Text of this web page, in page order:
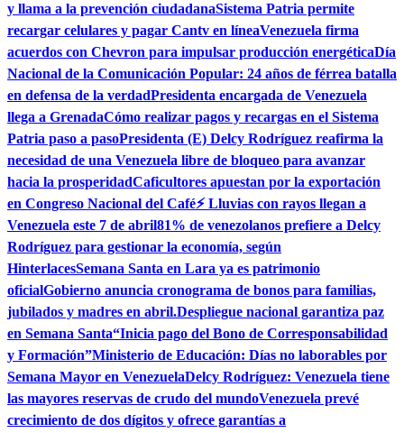
y llama a la prevención ciudadanaSistema Patria permite
recargar celulares y pagar Cantv en líneaVenezuela firma
acuerdos con Chevron para impulsar producción energéticaDía
Nacional de la Comunicación Popular: 24 años de férrea batalla
en defensa de la verdadPresidenta encargada de Venezuela
llega a GrenadaCómo realizar pagos y recargas en el Sistema
Patria paso a pasoPresidenta (E) Delcy Rodríguez reafirma la
necesidad de una Venezuela libre de bloqueo para avanzar
hacia la prosperidadCaficultores apuestan por la exportación
en Congreso Nacional del Café⚡ Lluvias con rayos llegan a
Venezuela este 7 de abril81% de venezolanos prefiere a Delcy
Rodríguez para gestionar la economía, según
HinterlacesSemana Santa en Lara ya es patrimonio
oficialGobierno anuncia cronograma de bonos para familias,
jubilados y madres en abril.Despliegue nacional garantiza paz
en Semana Santa“Inicia pago del Bono de Corresponsabilidad
y Formación”Ministerio de Educación: Días no laborables por
Semana Mayor en VenezuelaDelcy Rodríguez: Venezuela tiene
las mayores reservas de crudo del mundoVenezuela prevé
crecimiento de dos dígitos y ofrece garantías a